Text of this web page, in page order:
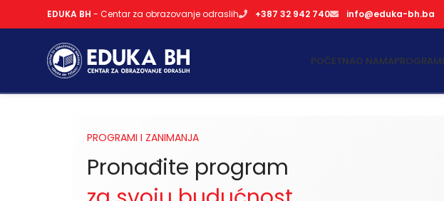
EDUKA BH - Centar za obrazovanje odraslih +387 32 942 740 info@eduka-bh.ba
POČETNAO NAMAPROGRAMI
PROGRAMI I ZANIMANJA
Pronađite program